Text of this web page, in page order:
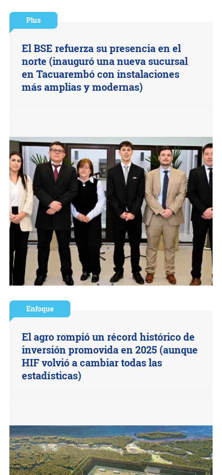
Plus
El BSE refuerza su presencia en el
norte (inauguró una nueva sucursal
en Tacuarembó con instalaciones
más amplias y modernas)
Enfoque
El agro rompió un récord histórico de
inversión promovida en 2025 (aunque
HIF volvió a cambiar todas las
estadísticas)